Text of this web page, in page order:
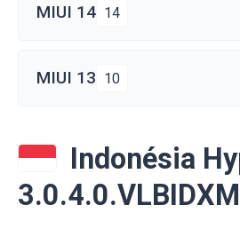
MIUI 14 14
MIUI 13 10
Indonésia
3.0.4.0.VLBIDXM